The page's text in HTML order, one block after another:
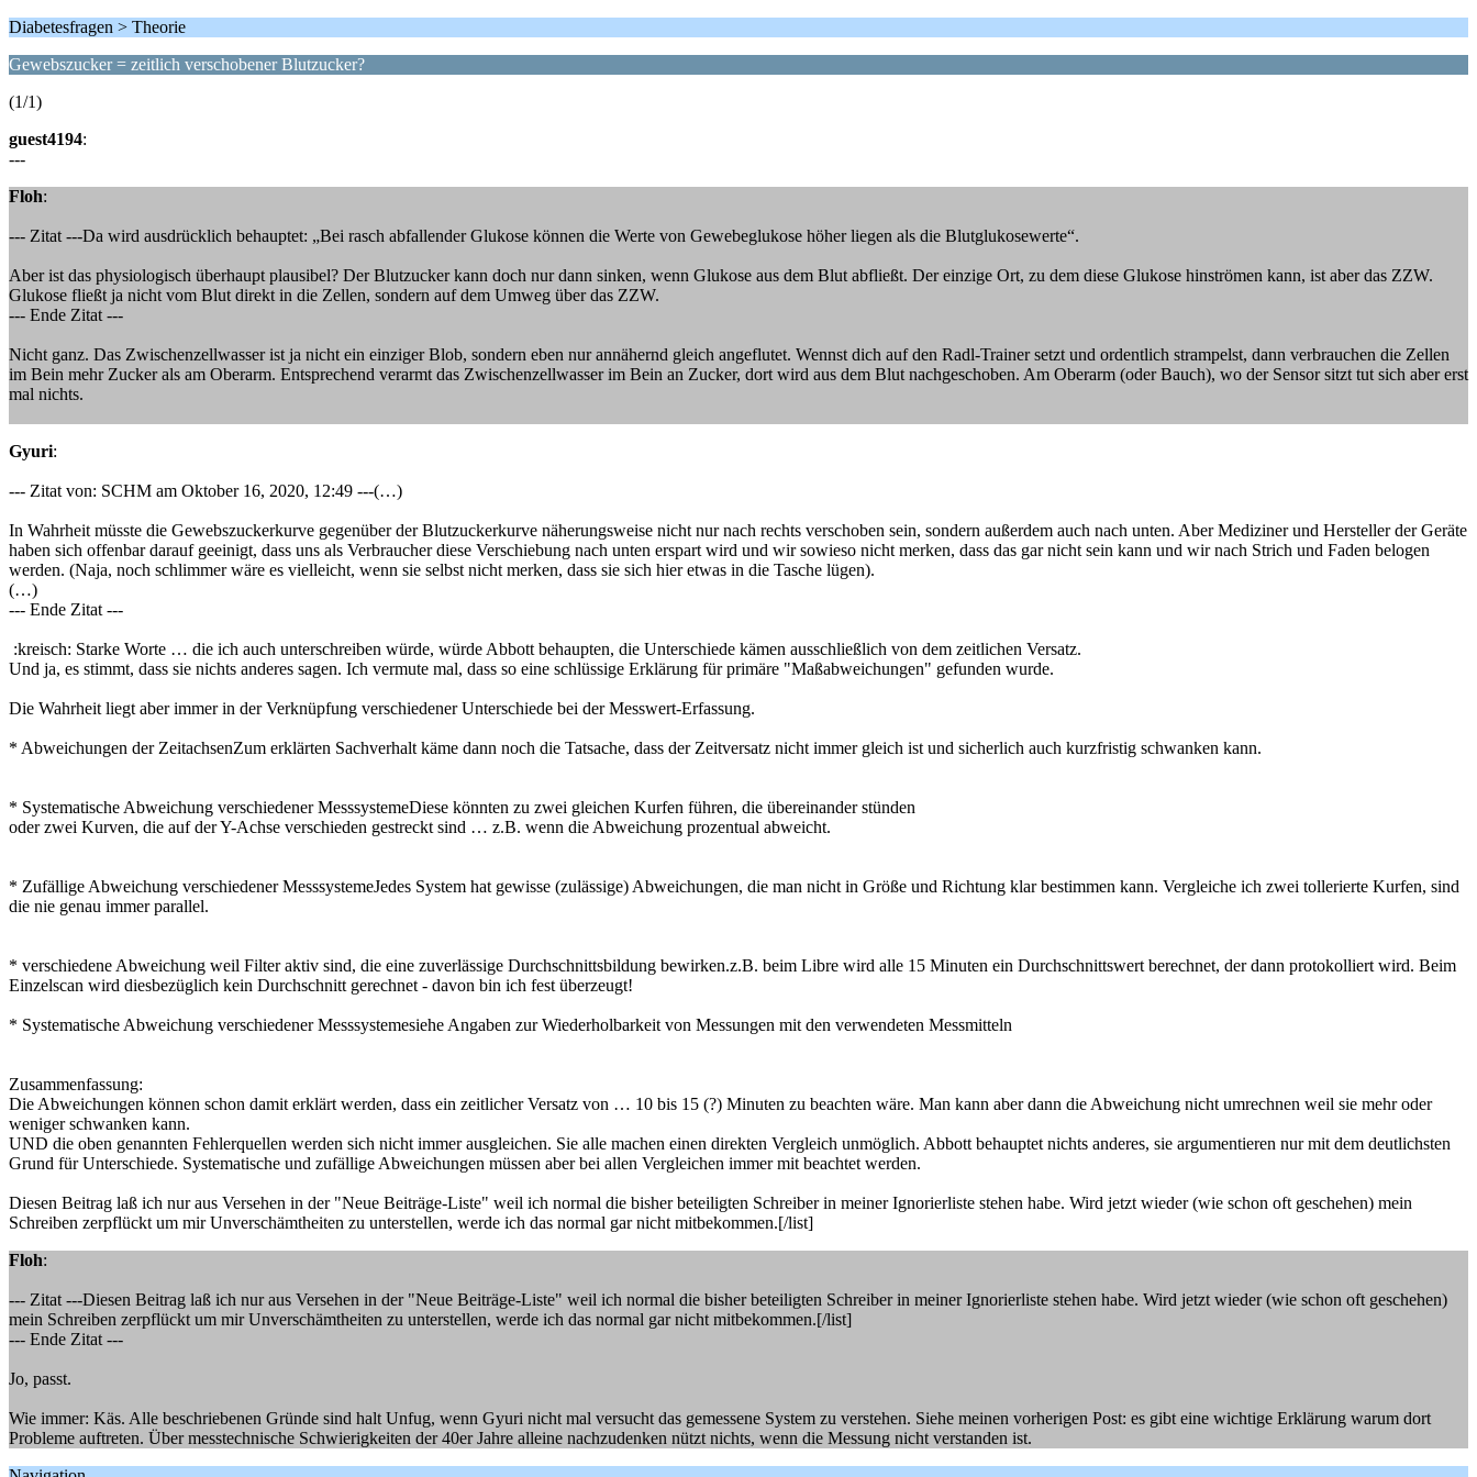
Diabetesfragen > Theorie
Gewebszucker = zeitlich verschobener Blutzucker?
(1/1)
guest4194:
---
Floh:
--- Zitat ---Da wird ausdrücklich behauptet: „Bei rasch abfallender Glukose können die Werte von Gewebeglukose höher liegen als die Blutglukosewerte“.
Aber ist das physiologisch überhaupt plausibel? Der Blutzucker kann doch nur dann sinken, wenn Glukose aus dem Blut abfließt. Der einzige Ort, zu dem diese Glukose hinströmen kann, ist aber das ZZW.
Glukose fließt ja nicht vom Blut direkt in die Zellen, sondern auf dem Umweg über das ZZW.
--- Ende Zitat ---
Nicht ganz. Das Zwischenzellwasser ist ja nicht ein einziger Blob, sondern eben nur annähernd gleich angeflutet. Wennst dich auf den Radl-Trainer setzt und ordentlich strampelst, dann verbrauchen die Zellen
im Bein mehr Zucker als am Oberarm. Entsprechend verarmt das Zwischenzellwasser im Bein an Zucker, dort wird aus dem Blut nachgeschoben. Am Oberarm (oder Bauch), wo der Sensor sitzt tut sich aber erst
mal nichts.
Gyuri:
--- Zitat von: SCHM am Oktober 16, 2020, 12:49 ---(…)
In Wahrheit müsste die Gewebszuckerkurve gegenüber der Blutzuckerkurve näherungsweise nicht nur nach rechts verschoben sein, sondern außerdem auch nach unten. Aber Mediziner und Hersteller der Geräte
haben sich offenbar darauf geeinigt, dass uns als Verbraucher diese Verschiebung nach unten erspart wird und wir sowieso nicht merken, dass das gar nicht sein kann und wir nach Strich und Faden belogen
werden. (Naja, noch schlimmer wäre es vielleicht, wenn sie selbst nicht merken, dass sie sich hier etwas in die Tasche lügen).
(…)
--- Ende Zitat ---
:kreisch: Starke Worte … die ich auch unterschreiben würde, würde Abbott behaupten, die Unterschiede kämen ausschließlich von dem zeitlichen Versatz.
Und ja, es stimmt, dass sie nichts anderes sagen. Ich vermute mal, dass so eine schlüssige Erklärung für primäre "Maßabweichungen" gefunden wurde.
Die Wahrheit liegt aber immer in der Verknüpfung verschiedener Unterschiede bei der Messwert-Erfassung.
* Abweichungen der ZeitachsenZum erklärten Sachverhalt käme dann noch die Tatsache, dass der Zeitversatz nicht immer gleich ist und sicherlich auch kurzfristig schwanken kann.
* Systematische Abweichung verschiedener MesssystemeDiese könnten zu zwei gleichen Kurfen führen, die übereinander stünden
oder zwei Kurven, die auf der Y-Achse verschieden gestreckt sind … z.B. wenn die Abweichung prozentual abweicht.
* Zufällige Abweichung verschiedener MesssystemeJedes System hat gewisse (zulässige) Abweichungen, die man nicht in Größe und Richtung klar bestimmen kann. Vergleiche ich zwei tollerierte Kurfen, sind
die nie genau immer parallel.
* verschiedene Abweichung weil Filter aktiv sind, die eine zuverlässige Durchschnittsbildung bewirken.z.B. beim Libre wird alle 15 Minuten ein Durchschnittswert berechnet, der dann protokolliert wird. Beim
Einzelscan wird diesbezüglich kein Durchschnitt gerechnet - davon bin ich fest überzeugt!
* Systematische Abweichung verschiedener Messsystemesiehe Angaben zur Wiederholbarkeit von Messungen mit den verwendeten Messmitteln
Zusammenfassung:
Die Abweichungen können schon damit erklärt werden, dass ein zeitlicher Versatz von … 10 bis 15 (?) Minuten zu beachten wäre. Man kann aber dann die Abweichung nicht umrechnen weil sie mehr oder
weniger schwanken kann.
UND die oben genannten Fehlerquellen werden sich nicht immer ausgleichen. Sie alle machen einen direkten Vergleich unmöglich. Abbott behauptet nichts anderes, sie argumentieren nur mit dem deutlichsten
Grund für Unterschiede. Systematische und zufällige Abweichungen müssen aber bei allen Vergleichen immer mit beachtet werden.
Diesen Beitrag laß ich nur aus Versehen in der "Neue Beiträge-Liste" weil ich normal die bisher beteiligten Schreiber in meiner Ignorierliste stehen habe. Wird jetzt wieder (wie schon oft geschehen) mein
Schreiben zerpflückt um mir Unverschämtheiten zu unterstellen, werde ich das normal gar nicht mitbekommen.[/list]
Floh:
--- Zitat ---Diesen Beitrag laß ich nur aus Versehen in der "Neue Beiträge-Liste" weil ich normal die bisher beteiligten Schreiber in meiner Ignorierliste stehen habe. Wird jetzt wieder (wie schon oft geschehen)
mein Schreiben zerpflückt um mir Unverschämtheiten zu unterstellen, werde ich das normal gar nicht mitbekommen.[/list]
--- Ende Zitat ---
Jo, passt.
Wie immer: Käs. Alle beschriebenen Gründe sind halt Unfug, wenn Gyuri nicht mal versucht das gemessene System zu verstehen. Siehe meinen vorherigen Post: es gibt eine wichtige Erklärung warum dort
Probleme auftreten. Über messtechnische Schwierigkeiten der 40er Jahre alleine nachzudenken nützt nichts, wenn die Messung nicht verstanden ist.